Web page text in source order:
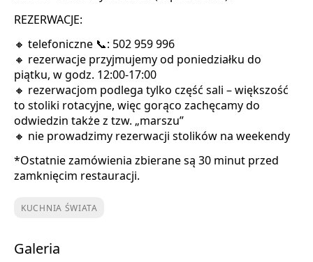
REZERWACJE:
🔸 telefoniczne 📞: 502 959 996
🔸 rezerwacje przyjmujemy od poniedziałku do
piątku, w godz. 12:00-17:00
🔸 rezerwacjom podlega tylko część sali – większość
to stoliki rotacyjne, więc gorąco zachęcamy do
odwiedzin także z tzw. „marszu”
🔸 nie prowadzimy rezerwacji stolików na weekendy
*Ostatnie zamówienia zbierane są 30 minut przed
zamknięcim restauracji.
KUCHNIA ŚWIATA
Galeria